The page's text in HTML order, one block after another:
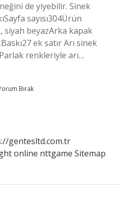
de yiyebilir. Sinek
sayısı304Ürün
siyah beyazArka kapak
ek satır Arı sinek
renkleriyle arı…
Bırak
gentesltd.com.tr
online nttgame Sitemap